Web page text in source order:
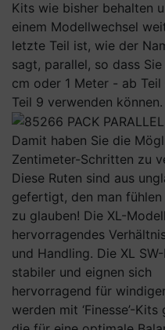
Kits wie bisher behalten
einem Modellwechsel
letzte Teil ist, wie der
sagt, parallel, so dass
cm oder 1 Meter - ab
Teil 9 verwenden können.
Damit haben Sie die
Zentimeter-Schritten zu
Diese Ruten sind aus
gefertigt, den man fühlen
zu glauben! Die XL-
hervorragendes
und Handling. Die XL
stabiler und eignen sich
hervorragend für
werden mit ‘Finesse’-